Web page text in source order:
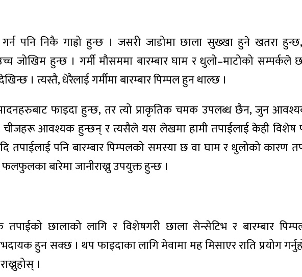
गर्न पनि निकै गाह्रो हुन्छ । जसरी जाडोमा छाला सुख्खा हुने खतरा हुन्छ,
जोखिम हुन्छ । गर्मी मौसममा बारम्बार घाम र धुलो–माटोको सम्पर्कले
। त्यस्तै, धेरैलाई गर्मीमा बारम्बार पिम्पल हुन थाल्छ ।
फाइदा हुन्छ, तर त्यो प्राकृतिक चमक उपलब्ध छैन, जुन
चीजहरू आवश्यक हुन्छन् र त्यसैले यस लेखमा हामी तपाईंलाई केही विशेष
तपाईलाई पनि बारम्बार पिम्पलको समस्या छ वा घाम र धुलोको कारण
बारेमा जानीराख्नु उपयुक्त हुन्छ ।
छालाको लागि र विशेषगरी छाला सेन्सेटिभ र बारम्बार
हुन सक्छ । थप फाइदाका लागि मेवामा मह मिसाएर राति प्रयोग
।